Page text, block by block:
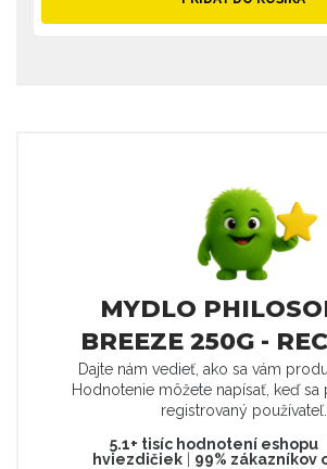
MYDLO
BREEZE 250G -
Dajte nám vedieť, ako sa vám
Hodnotenie môžete napísať, keď sa
registrovaný používateľ.
5.1+ tisíc hodnotení eshopu
hviezdičiek| 99% zákazníkov